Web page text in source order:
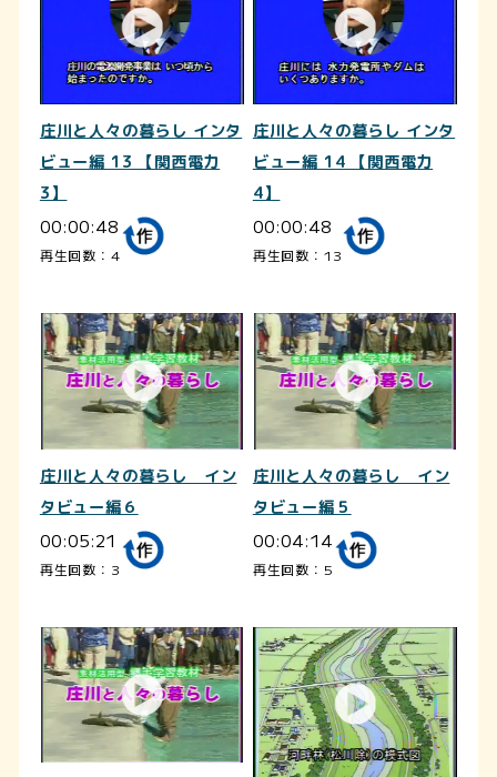
庄川と人々の暮らし インタ
ビュー編 13 【関西電力
3】
00:00:48
再生回数：4
庄川と人々の暮らし インタ
ビュー編 14 【関西電力
4】
00:00:48
再生回数：13
庄川と人々の暮らし イン
タビュー編６
00:05:21
再生回数：3
庄川と人々の暮らし イン
タビュー編５
00:04:14
再生回数：5